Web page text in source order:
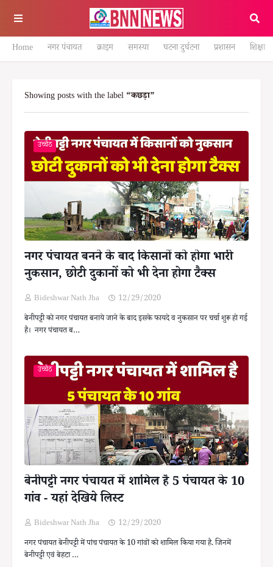
Home नगर पंचायत क्राइम समस्या घटना दुर्घटना प्रशासन शिक्षा
Showing posts with the label कछड़ा
उच्चैठ
नगर पंचायत बनने के बाद किसानों को होगा भारी
नुकसान, छोटी दुकानों को भी देना होगा टैक्स
Bideshwar Nath Jha
12/29/2020
बेनीपट्टी को नगर पंचायत बनाये जाने के बाद इसके फायदे व नुकसान पर चर्चा शुरू हो गई
है। नगर पंचायत ब…
उच्चैठ
बेनीपट्टी नगर पंचायत में शामिल है 5 पंचायत के 10
गांव - यहां देखिये लिस्ट
Bideshwar Nath Jha
12/29/2020
नगर पंचायत बेनीपट्टी में पांच पंचायत के 10 गांवों को शामिल किया गया है. जिनमें
बेनीपट्टी एवं बेहटा …